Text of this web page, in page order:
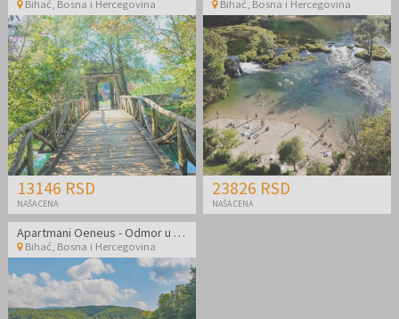
Bihać Bosna i Hercegovina
13146 RSD
NAŠA CENA
Bihać Bosna i Hercegovina
23826 RSD
NAŠA CENA
Apartmani Oeneus - Odmor u blizini reke Une i Japodskih ostrva uz čari netaknute prirode
Bihać Bosna i Hercegovina